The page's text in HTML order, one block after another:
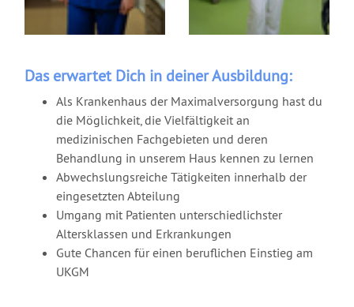
Das erwartet Dich in deiner Ausbildung:
Als Krankenhaus der Maximalversorgung hast du
die Möglichkeit, die Vielfältigkeit an
medizinischen Fachgebieten und deren
Behandlung in unserem Haus kennen zu lernen
Abwechslungsreiche Tätigkeiten innerhalb der
eingesetzten Abteilung
Umgang mit Patienten unterschiedlichster
Altersklassen und Erkrankungen
Gute Chancen für einen beruflichen Einstieg am
UKGM